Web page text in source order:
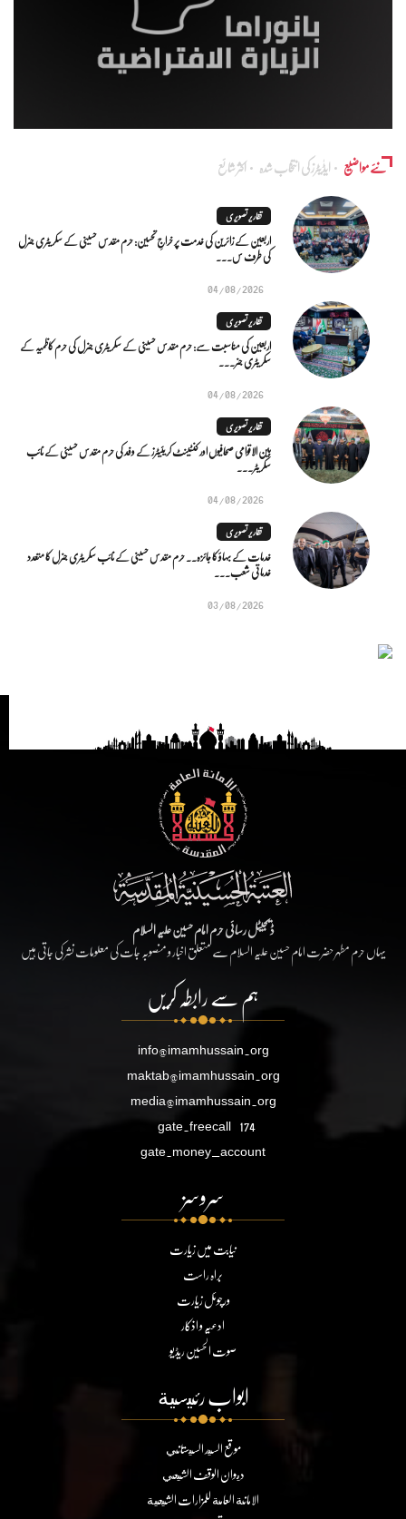
نئے مواضیع ایڈٰیٹرز کی انتخاب شدہ اکثر شائع
تقاریر تصویری
اربعین کے زائرین کی خدمت پر خراجِ تحسین: حرم مقدس حسینی کے سکریٹری جنرل
کی طرف س...
04/08/2026
تقاریر تصویری
اربعین کی مناسبت سے: حرم مقدس حسینی کے سکریٹری جنرل کی حرم کاظمیہ کے
سکریٹری جنر...
04/08/2026
تقاریر تصویری
بین الاقوامی صحافیوں اور کنٹینٹ کریئیٹرز کے وفد کی حرم مقدس حسینی کے نائب
سکریٹر...
04/08/2026
تقاریر تصویری
خدمات کے بہاؤ کا جائزہ.. حرم مقدس حسینی کے نائب سکریٹری جنرل کا متعدد
خدماتی شعب...
03/08/2026
ڈیجیٹل رسائی حرم امام حسین علیہ السلام
یہاں حرم مطہر حضرت امام حسین علیہ السلام سے متعلق اخبار و منصوبہ جات کی معلومات نشر کی جاتی ہیں
ہم سے رابطہ کریں
info@imamhussain.org
maktab@imamhussain.org
media@imamhussain.org
gate.freecall 174
gate.money_account
سروسز
نیابت میں زیارت
براہ راست
ورچوئل زیارت
ادعیہ و اذکار
صوت الحسین ریڈیو
ابواب رئيسية
موقع السيد السيستاني
ديوان الوقف الشيعي
الامانة العامة للمزارات الشيعية